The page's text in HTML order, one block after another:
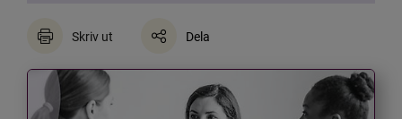
Skriv ut Dela